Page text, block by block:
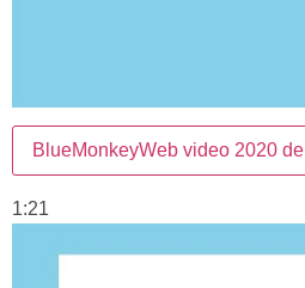
BlueMonkeyWeb video 2020 de
1:21